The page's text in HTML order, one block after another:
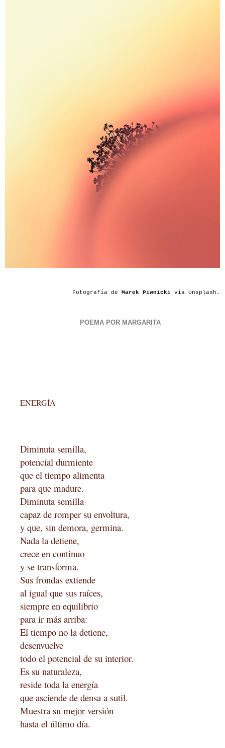
Fotografía de Marek Piwnicki vía Unsplash.
POEMA POR MARGARITA
ENERGÍA
Diminuta semilla,
potencial durmiente
que el tiempo alimenta
para que madure.
Diminuta semilla
capaz de romper su envoltura,
y que, sin demora, germina.
Nada la detiene,
crece en continuo
y se transforma.
Sus frondas extiende
al igual que sus raíces,
siempre en equilibrio
para ir más arriba:
El tiempo no la detiene,
desenvuelve
todo el potencial de su interior.
Es su naturaleza,
reside toda la energía
que asciende de densa a sutil.
Muestra su mejor versión
hasta el último día.